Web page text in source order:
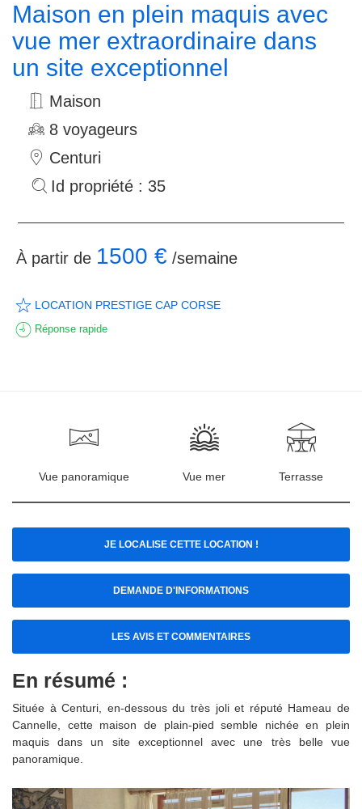
Maison en plein maquis avec
vue mer extraordinaire dans
un site exceptionnel
Maison
8 voyageurs
Centuri
Id propriété : 35
À partir de 1500 € /semaine
LOCATION PRESTIGE CAP CORSE
Réponse rapide
Vue panoramique Vue mer Terrasse
JE LOCALISE CETTE LOCATION !
DEMANDE D'INFORMATIONS
LES AVIS ET COMMENTAIRES
En résumé :
Située à Centuri, en-dessous du très joli et réputé Hameau de
Cannelle, cette maison de plain-pied semble nichée en plein
maquis dans un site exceptionnel avec une très belle vue
panoramique.